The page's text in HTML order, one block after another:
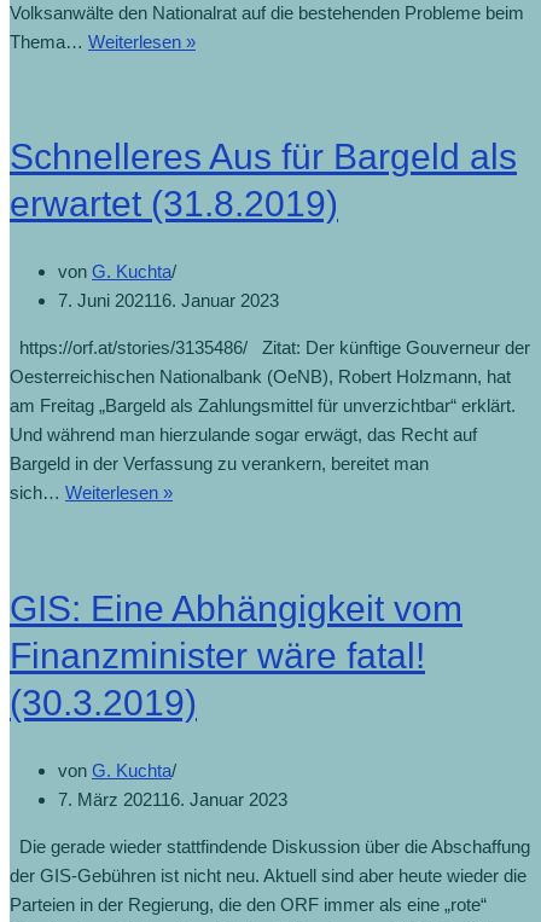
Volksanwälte den Nationalrat auf die bestehenden Probleme beim
Thema… Weiterlesen »
Schnelleres Aus für Bargeld als
erwartet (31.8.2019)
von G. Kuchta
7. Juni 202116. Januar 2023
https://orf.at/stories/3135486/ Zitat: Der künftige Gouverneur der
Oesterreichischen Nationalbank (OeNB), Robert Holzmann, hat
am Freitag „Bargeld als Zahlungsmittel für unverzichtbar“ erklärt.
Und während man hierzulande sogar erwägt, das Recht auf
Bargeld in der Verfassung zu verankern, bereitet man
sich… Weiterlesen »
GIS: Eine Abhängigkeit vom
Finanzminister wäre fatal!
(30.3.2019)
von G. Kuchta
7. März 202116. Januar 2023
Die gerade wieder stattfindende Diskussion über die Abschaffung
der GIS-Gebühren ist nicht neu. Aktuell sind aber heute wieder die
Parteien in der Regierung, die den ORF immer als eine „rote“